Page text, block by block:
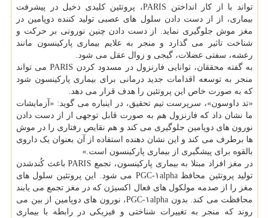
تواند با از کار انداختن PARIS، پروتئین کلیدی دخیل در پیشرفت
بیماری، از از دست دادن سلول های عصبی تولید کننده دوپامین در
مغز موش جلوگیری نماید. از دست دادن چنین نورونی بر حرکت و
شناخت تاثیر می گذارد و منجر به علایم بیماری پارکینسون مانند
رعشه، سفتی عضلات، گیجی و زوال عقل می شود.
به گفته محققان، توانایی فارنزول در مسدود کردن PARIS می تواند
منجر به توسعه اقدامات جدید درمانی برای بیماری پارکینسون شود
که به صورت خاص این پروتئین را هدف قرار می دهد.
«تد داوسون»، سرپرست تیم تحقیق، در اینباره می گوید: «آزمایشات
ما نشان داد که فارنزول هم به صورت قابل توجهی از از دست دادن
نورون های دوپامین جلوگیری می کند و هم نقایص رفتاری را در موش
ها برطرف می کند و این نشان دهنده استفاده از آن بعنوان یک داروی
بالقوه برای پیشگیری از بیماری پارکینسون است.»
در مغز افراد مبتلا به بیماری پارکینسون، تجمع PARIS باعث کُندشدن
تولید پروتئین محافظ PGC-۱alpha می شود. این پروتئین سلول های
مغز را از صدمه مولکول های فعال اکسیژن که در مغز تجمع می یابند
محافظت می کند. بدون PGC-۱alpha، نورون های دوپامین از بین می
روند که منجر به تغییرات شناختی و فیزیکی در رابطه با بیماری